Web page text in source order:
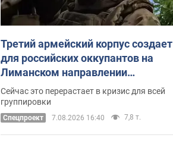
Третий армейский корпус создает
для российских оккупантов на
Лиманском направлении
критический дискомфорт: как это
удалось
Сейчас это перерастает в кризис для всей
группировки
Спецпроект 7.08.2026 16:40 7,8 т.